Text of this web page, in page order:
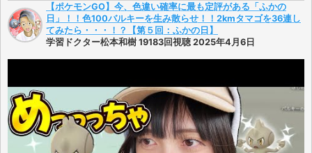
【ポケモンGO】今、色違い確率に最も定評がある「ふかの
日」！！色100バルキーを生み散らせ！！2kmタマゴを36連し
てみたら・・・！？【第５回：ふかの日】
学習ドクター松本和樹 19183回視聴 2025年4月6日